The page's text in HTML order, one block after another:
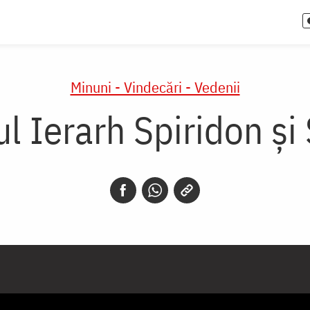
Minuni - Vindecări - Vedenii
Ierarh Spiridon și